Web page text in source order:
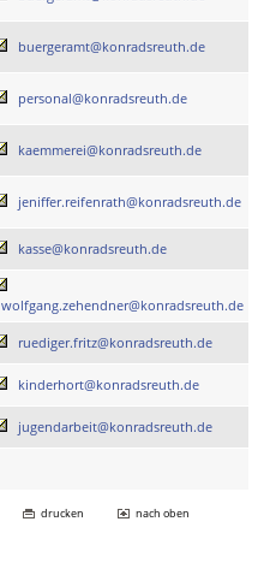
buergeramt@konradsreuth.de
personal@konradsreuth.de
kaemmerei@konradsreuth.de
jeniffer.reifenrath@konradsreuth.de
kasse@konradsreuth.de
wolfgang.zehendner@konradsreuth.de
ruediger.fritz@konradsreuth.de
kinderhort@konradsreuth.de
jugendarbeit@konradsreuth.de
drucken nach oben